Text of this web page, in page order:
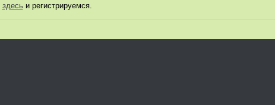
здесьи регистрируемся.